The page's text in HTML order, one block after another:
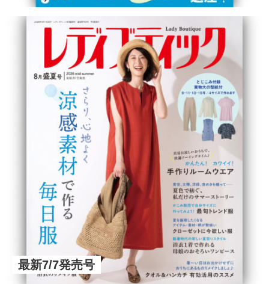
最新7/7発売号